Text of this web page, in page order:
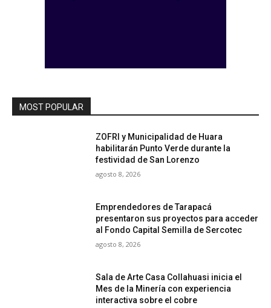
MOST POPULAR
ZOFRI y Municipalidad de Huara
habilitarán Punto Verde durante la
festividad de San Lorenzo
agosto 8, 2026
Emprendedores de Tarapacá
presentaron sus proyectos para acceder
al Fondo Capital Semilla de Sercotec
agosto 8, 2026
Sala de Arte Casa Collahuasi inicia el
Mes de la Minería con experiencia
interactiva sobre el cobre